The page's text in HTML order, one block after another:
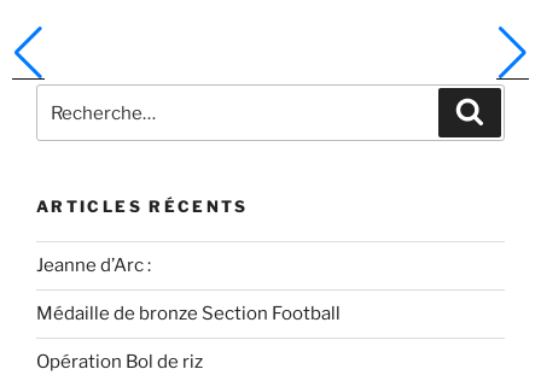
ARTICLES RÉCENTS
Jeanne d’Arc :
Médaille de bronze Section Football
Opération Bol de riz